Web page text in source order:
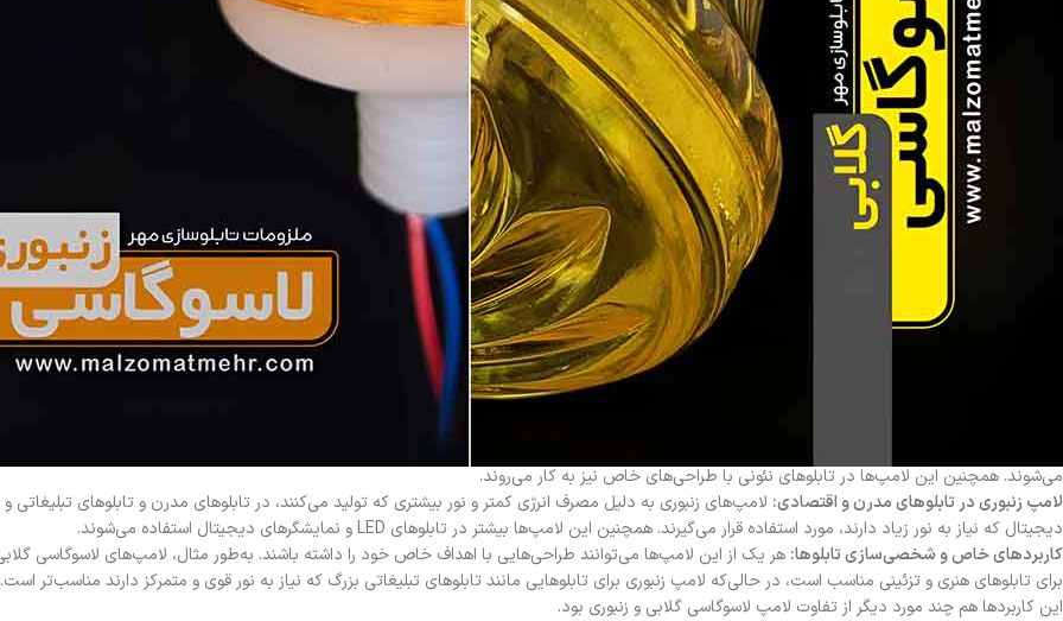
مقایسه فنی لامپ‌های لاسوگاسی گلابی و زنبوری
شدت نور و روشنایی:یکی از موارد مهم در انتخاب لامپ‌های تبلیغاتی، میزان روشنایی و شدت نور است. هر یک از این دو لامپ نور متفاوتی را تولید می‌کنند.
لاسوگاسی گلابی، نوری ملایم‌تر تولید می‌کند که برای تابلوهای کلاسیک مناسب است. همچنین لامپ‌های زنبوری نیز بیشتر در تابلوهای دیجیتال و بزرگ و تابلوهای
مدرن مورد استفاده قرار می‌گیرد که نور بسیار شدید و متمرکزتری دارند.
میزان نور تولیدی :لامپ‌های زنبوری نسبت به لامپ لاسوگاسی گلابی، به دلیل طراحی خاصی که دارد، نور بیشتری را به ازای وات مصرفی تولید می‌کنند.
تأثیر بر کیفیت تابلوهای تبلیغاتی
لامپ‌های لاسوگاسی گلابی، برای تابلوهایی که نیاز به نور ملایم و طبیعی دارند، مناسب است. در صورتی‌که لامپ زنبوری برای
تابلوهایی که نیاز به نور شدید و جلوه‌های بصری بهتری برای جذب است، مناسب است.
لامپ‌های لاسوگاسی گلابی و لامپ‌های زنبوری معمولا از فناوری LED و یا موارد مشابه دیگر، استفاده می‌کنند که طول عمر بسیار بیشتری دارند.
لامپ‌های لاسوگاسی گلابی، معمولا کم‌هزینه‌تر از لامپ‌های زنبوری هستند، اما به دلیل عمر کوتاه و مصرف انرژی بالا، ممکن است در درازمدت
هزینه‌های بیشتری به دنبال داشته باشد. بنابراین لامپ زنبوری، گزینه‌ای مناسب برای پروژه‌های طولانی‌مدت به شمار می‌رود.
موارد گفته‌شده در بالا یک سری از تفاوت لامپ لاسوگاسی گلابی و زنبوری است. در ادامه به این موضوع بیشتر می‌پردازیم.
کاربردهای مختلف در طراحی تابلوهای تبلیغاتی
می‌شوند. همچنین این لامپ‌ها در تابلوهای نئونی با طراحی‌های خاص نیز به کار می‌روند.
لامپ زنبوری در تابلوهای مدرن و اقتصادی: لامپ‌های زنبوری به دلیل مصرف انرژی کمتر و نور بیشتری که تولید می‌کنند، در تابلوهای مدرن و تابلوهای تبلیغاتی و
دیجیتال که نیاز به نور زیاد دارند، مورد استفاده قرار می‌گیرند. همچنین این لامپ‌ها بیشتر در تابلوهای LED و نمایشگرهای دیجیتال استفاده می‌شوند.
کاربردهای خاص و شخصی‌سازی تابلوها: هر یک از این لامپ‌ها می‌توانند طراحی‌هایی با اهداف خاص خود را داشته باشند. به‌طور مثال، لامپ‌های لاسوگاسی
برای تابلوهای هنری و تزئینی مناسب است، در حالی‌که لامپ زنبوری برای تابلوهایی مانند تابلوهای تبلیغاتی بزرگ که نیاز به نور قوی و متمرکز دارند مناسب‌تر است.
این کاربردها هم چند مورد دیگر از تفاوت لامپ لاسوگاسی گلابی و زنبوری بود.